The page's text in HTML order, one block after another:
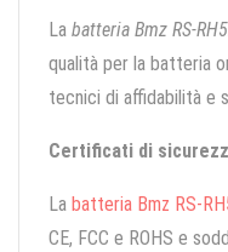
La batteria Bmz RS-
qualità per la batteria
tecnici di affidabilità e
Certificati di
La batteria Bmz RS-
CE, FCC e ROHS e